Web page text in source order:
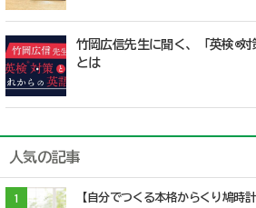
竹岡広信先生に聞く、「英検®対
とは
人気の記事
1
【自分でつくる本格からくり鳩時